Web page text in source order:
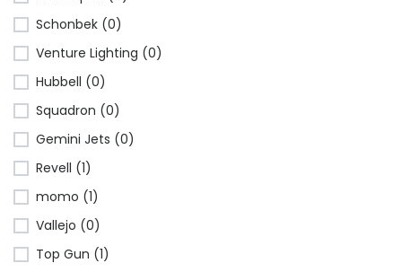
Schonbek (0)
Venture Lighting (0)
Hubbell (0)
Squadron (0)
Gemini Jets (0)
Revell (1)
momo (1)
Vallejo (0)
Top Gun (1)